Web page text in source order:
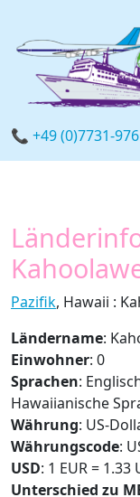
📞 +49 (0)7731-
Pazifik, Hawaii :
Ländername:
Einwohner: 0
Sprachen:
Hawaiianische
Währung: US-
Währungscode:
USD: 1 EUR = 1.33
Unterschied zu